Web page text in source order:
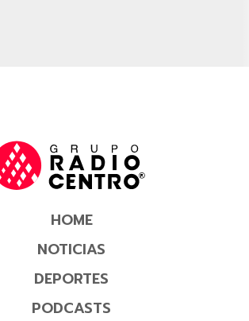
HOME
NOTICIAS
DEPORTES
PODCASTS